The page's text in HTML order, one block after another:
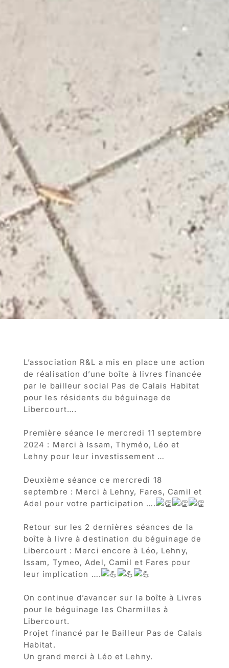
L’association R&L a mis en place une action
de réalisation d’une boîte à livres financée
par le bailleur social Pas de Calais Habitat
pour les résidents du béguinage de
Libercourt….
Première séance le mercredi 11 septembre
2024 : Merci à Issam, Thyméo, Léo et
Lehny pour leur investissement …
Deuxième séance ce mercredi 18
septembre : Merci à Lehny, Fares, Camil et
Adel pour votre participation ….
Retour sur les 2 dernières séances de la
boîte à livre à destination du béguinage de
Libercourt : Merci encore à Léo, Lehny,
Issam, Tymeo, Adel, Camil et Fares pour
leur implication ….
On continue d’avancer sur la boîte à Livres
pour le béguinage les Charmilles à
Libercourt.
Projet financé par le Bailleur Pas de Calais
Habitat.
Un grand merci à Léo et Lehny.